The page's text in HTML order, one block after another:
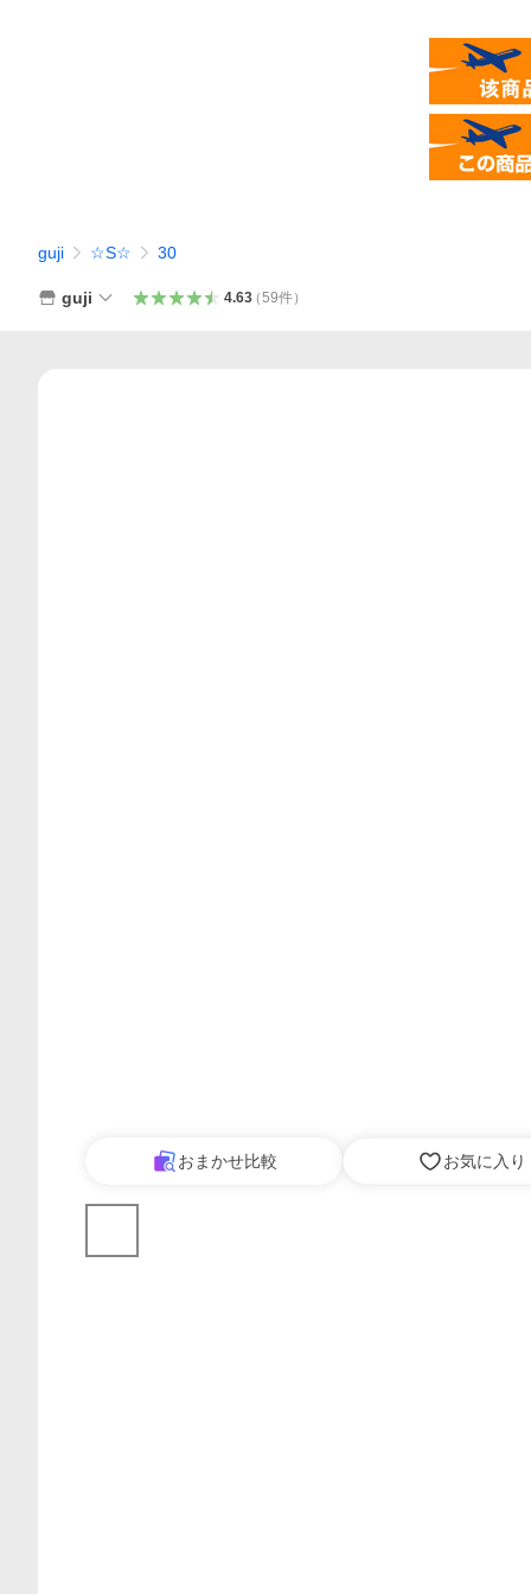
guji ☆S☆ 30
guji 4.63（59件）
おまかせ比較 お気に入り